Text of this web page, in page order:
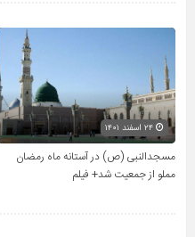
۲۴ اسفند ۱۴۰۱
مسجدالنبی (ص) در آستانه ماه رمضان
مملو از جمعیت شد+ فیلم